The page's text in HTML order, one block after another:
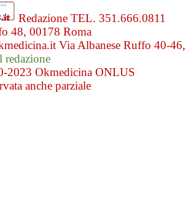
Redazione TEL. 351.666.0811
48, 00178 Roma
Via Albanese Ruffo 40-46,
redazione
2023 Okmedicina ONLUS
anche parziale